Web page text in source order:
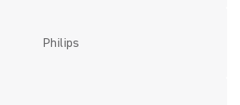
Philips